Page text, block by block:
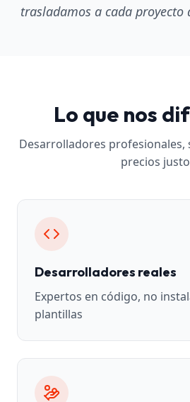
trasladamos a cada proyecto
Lo que nos
Desarrolladores profesionales,
precios
Desarrolladores reales
Expertos en código, no
plantillas